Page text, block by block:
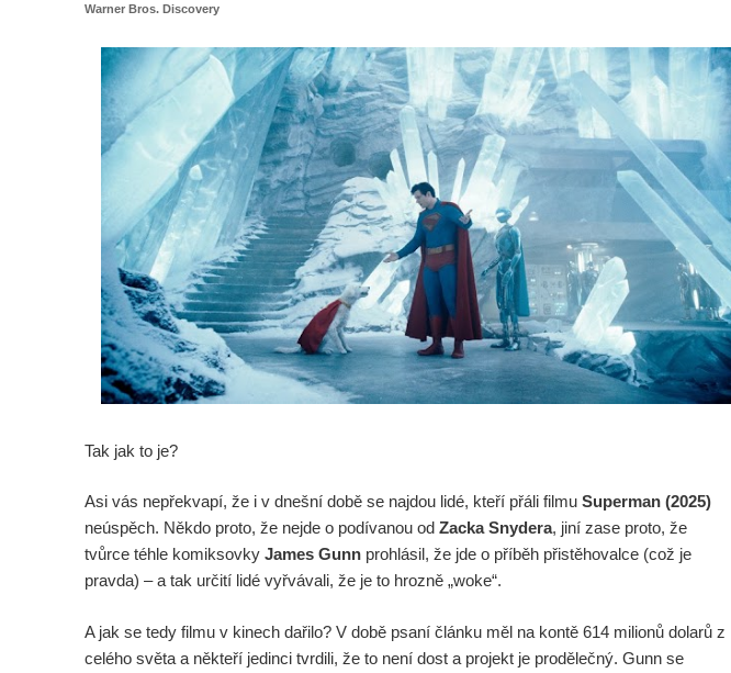
Warner Bros. Discovery
Tak jak to je?
Asi vás nepřekvapí, že i v dnešní době se najdou lidé, kteří přáli filmu Superman (2025)
neúspěch. Někdo proto, že nejde o podívanou od Zacka Snydera, jiní zase proto, že
tvůrce téhle komiksovky James Gunn prohlásil, že jde o příběh přistěhovalce (což je
pravda) – a tak určití lidé vyřvávali, že je to hrozně „woke“.
A jak se tedy filmu v kinech dařilo? V době psaní článku měl na kontě 614 milionů dolarů z
celého světa a někteří jedinci tvrdili, že to není dost a projekt je prodělečný. Gunn se